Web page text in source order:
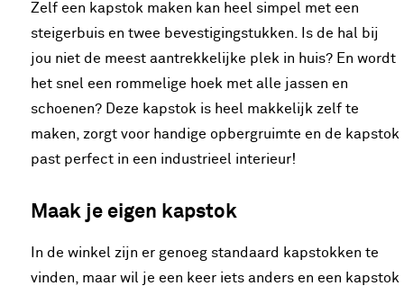
Zelf een kapstok maken kan heel simpel met een
steigerbuis en twee bevestigingstukken. Is de hal bij
jou niet de meest aantrekkelijke plek in huis? En wordt
het snel een rommelige hoek met alle jassen en
schoenen? Deze kapstok is heel makkelijk zelf te
maken, zorgt voor handige opbergruimte en de kapstok
past perfect in een industrieel interieur!
Maak je eigen kapstok
In de winkel zijn er genoeg standaard kapstokken te
vinden, maar wil je een keer iets anders en een kapstok